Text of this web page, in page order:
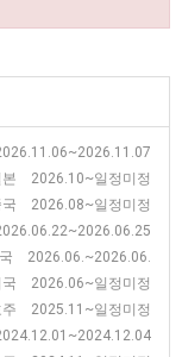
본 2026.10~일정미정
국 2026.08~일정미정
2026.06.~2026.06.
국 2026.06~일정미정
주 2025.11~일정미정